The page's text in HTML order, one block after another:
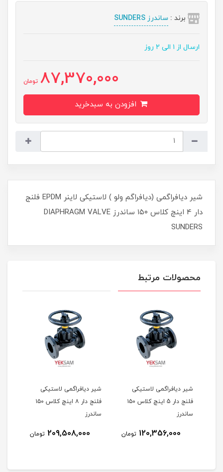
برند : ساندرز SUNDERS
ارسال از ۱ الی ۲ روز
87,370,000 تومان
شیر دیافراگمی (دیافراگم ولو ) لاستیکی لاینر EPDM فلنج
دار 4 اینچ کلاس ۱۵۰ ساندرز DIAPHRAGM VALVE
SUNDERS
محصولات مرتبط
شیر دیافراگمی لاستیکی
فلنج دار 5 اینچ کلاس ۱۵۰
ساندرز
120,356,000 تومان
شیر دیافراگمی لاستیکی
فلنج دار ۸ اینچ کلاس ۱۵۰
ساندرز
209,508,000 تومان